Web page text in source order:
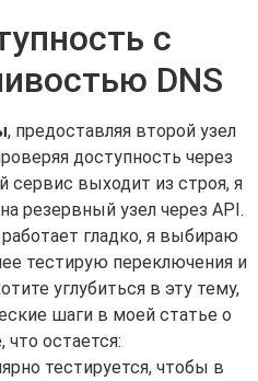
с
DNS
, предоставляя второй узел
доступность через
сервис выходит из строя, я
резервный узел через API.
гладко, я выбираю
тестирую переключения и
углубиться в эту тему,
шаги в моей статье о
что остается:
тестируется, чтобы в